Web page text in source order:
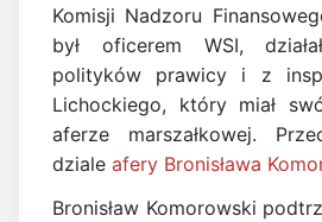
Komisji Nadzoru
był oficerem WSI,
polityków prawicy i z
Lichockiego, który miał
aferze marszałkowej.
dziale afery Bronisława
Bronisław Komorowski